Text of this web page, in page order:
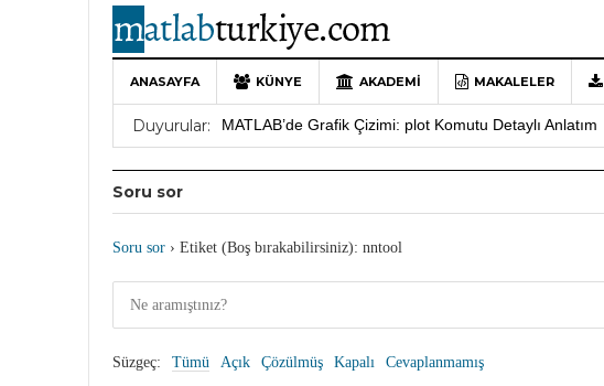
ANASAYFA KÜNYE AKADEMI MAKALELER
Duyurular:
10 Yıllık Bir Yolculuğun Sonu: MATLAB Türkiye’ye Veda
MATLAB’de Grafik Çizimi: plot Komutu Detaylı Anlatım
Soru sor
Soru sor › Etiket (Boş bırakabilirsiniz): nntool
Süzgeç: Tümü Açık Çözülmüş Kapalı Cevaplanmamış